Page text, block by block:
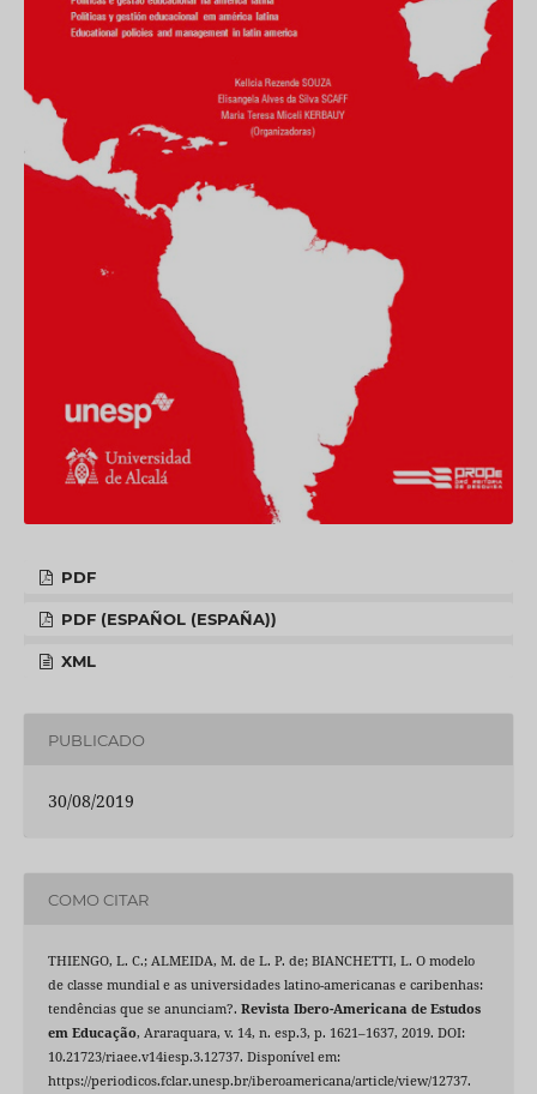
PDF
PDF (ESPAÑOL (ESPAÑA))
XML
PUBLICADO
30/08/2019
COMO CITAR
THIENGO, L. C.; ALMEIDA, M. de L. P. de; BIANCHETTI, L. O modelo
de classe mundial e as universidades latino-americanas e caribenhas:
tendências que se anunciam?. Revista Ibero-Americana de Estudos
em Educação, Araraquara, v. 14, n. esp.3, p. 1621–1637, 2019. DOI:
10.21723/riaee.v14iesp.3.12737. Disponível em:
https://periodicos.fclar.unesp.br/iberoamericana/article/view/12737.